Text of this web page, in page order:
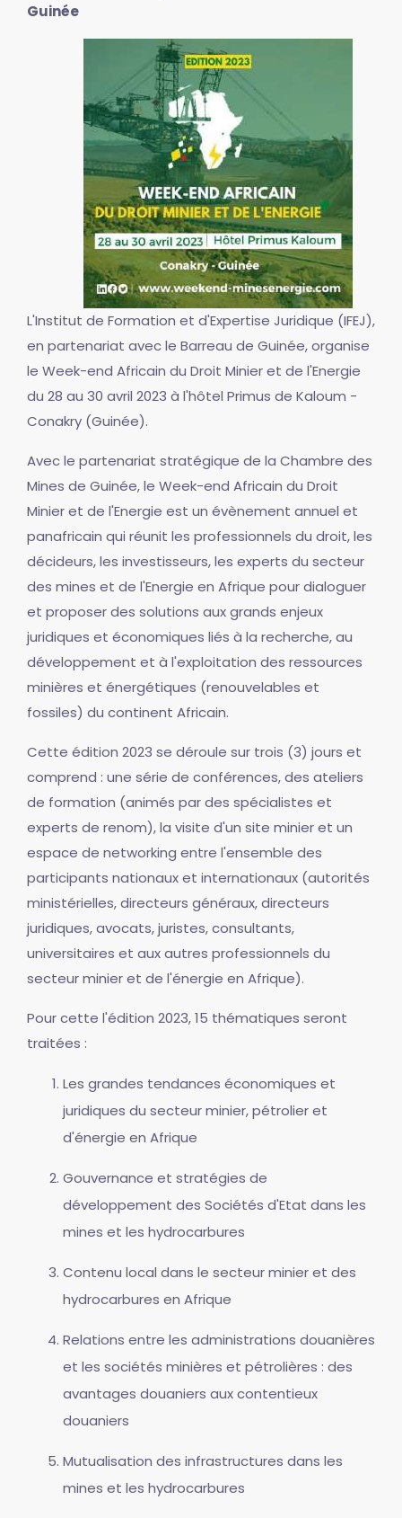
Guinée
L'Institut de Formation et d'Expertise Juridique (IFEJ),
en partenariat avec le Barreau de Guinée, organise
le Week-end Africain du Droit Minier et de l'Energie
du 28 au 30 avril 2023 à l'hôtel Primus de Kaloum -
Conakry (Guinée).
Avec le partenariat stratégique de la Chambre des
Mines de Guinée, le Week-end Africain du Droit
Minier et de l'Energie est un évènement annuel et
panafricain qui réunit les professionnels du droit, les
décideurs, les investisseurs, les experts du secteur
des mines et de l'Energie en Afrique pour dialoguer
et proposer des solutions aux grands enjeux
juridiques et économiques liés à la recherche, au
développement et à l'exploitation des ressources
minières et énergétiques (renouvelables et
fossiles) du continent Africain.
Cette édition 2023 se déroule sur trois (3) jours et
comprend : une série de conférences, des ateliers
de formation (animés par des spécialistes et
experts de renom), la visite d'un site minier et un
espace de networking entre l'ensemble des
participants nationaux et internationaux (autorités
ministérielles, directeurs généraux, directeurs
juridiques, avocats, juristes, consultants,
universitaires et aux autres professionnels du
secteur minier et de l'énergie en Afrique).
Pour cette l'édition 2023, 15 thématiques seront
traitées :
Les grandes tendances économiques et
juridiques du secteur minier, pétrolier et
d'énergie en Afrique
Gouvernance et stratégies de
développement des Sociétés d'Etat dans les
mines et les hydrocarbures
Contenu local dans le secteur minier et des
hydrocarbures en Afrique
Relations entre les administrations douanières
et les sociétés minières et pétrolières : des
avantages douaniers aux contentieux
douaniers
Mutualisation des infrastructures dans les
mines et les hydrocarbures